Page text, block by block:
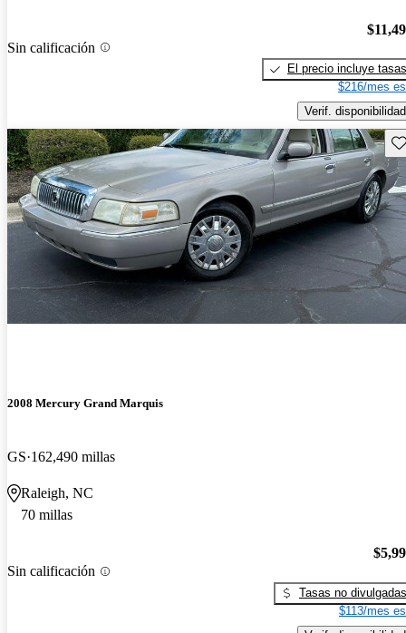
Sin calificación
El precio incluye tasas
$216/mes
Verif. disponibilidad
2008 Mercury Grand Marquis
GS 162,490 millas
Raleigh, NC
70 millas
Sin calificación
Tasas no divulgadas
$113/mes